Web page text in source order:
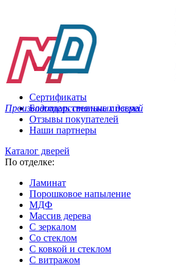
Производитель стальных дверей
Сертификаты
Благодарственные письма
Отзывы покупателей
Наши партнеры
Каталог дверей
По отделке:
Ламинат
Порошковое напыление
МДФ
Массив дерева
С зеркалом
Со стеклом
С ковкой и стеклом
С витражом